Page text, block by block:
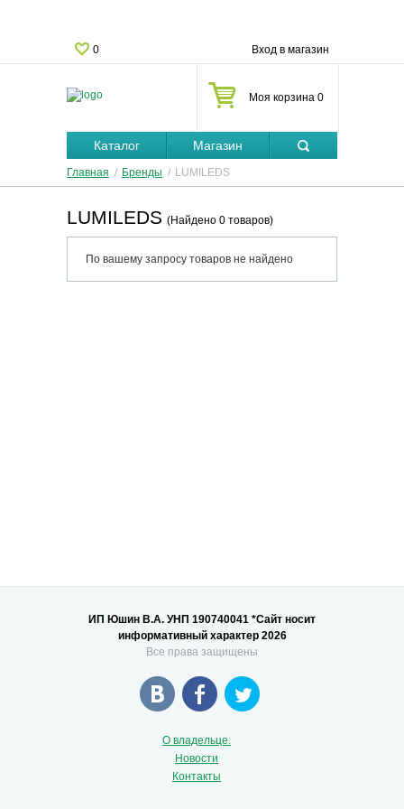
0 Вход в магазин
Моя корзина 0
Каталог Магазин
Главная / Бренды / LUMILEDS
LUMILEDS (Найдено 0 товаров)
По вашему запросу товаров не найдено
ИП Юшин В.А. УНП 190740041 *Сайт носит
информативный характер 2026
Все права защищены
О владельце.
Новости
Контакты